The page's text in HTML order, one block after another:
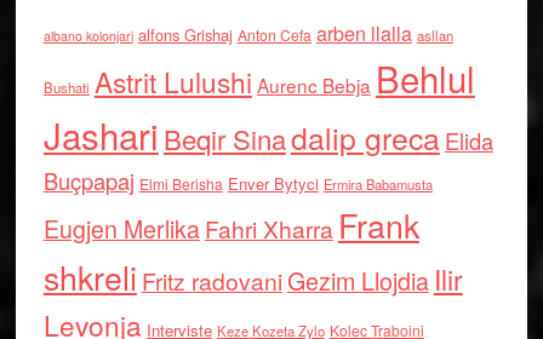
albano kolonjari alfons Grishaj Anton Cefa arben llalla asllan
Bushati Astrit Lulushi Aurenc Bebja Behlul
Jashari Beqir Sinadalip grecaElida
Buçpapaj Elmi Berisha Enver Bytyci Ermira Babamusta
Eugjen MerlikaFahri Xharra Frank
shkreli Fritz radovaniGezim Llojdia Ilir
Levonja Interviste Keze Kozeta Zylo Kolec Traboini